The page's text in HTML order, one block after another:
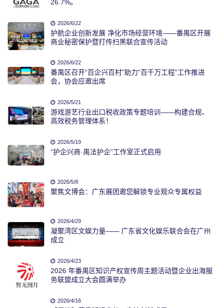
26.7%。
2026/6/22
护航企业创新发展 净化市场经营环境——番禺区开展
商业秘密保护暨打传扫黑联合宣传活动
2026/6/22
番禺区召开“百企兴百村”助力“百千万工程”工作推进
会，协会应邀出席
2026/5/21
游戏游艺行业出口税收政策专题培训——构建合规、
高效税务管理体系！
2026/5/19
“护企兴商·禺法护企”工作室正式启用
2026/5/8
聚焦文博会：广东展团邀您解锁专业观众专属权益
2026/4/29
凝聚湾区文娱力量—— 广东省文化娱乐联合会在广州
成立
2026/4/23
2026 年番禺区知识产权宣传周主题活动暨企业出海服
务联盟成立大会圆满举办
2026/4/16